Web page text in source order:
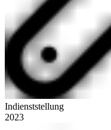
Indienststellung
2023